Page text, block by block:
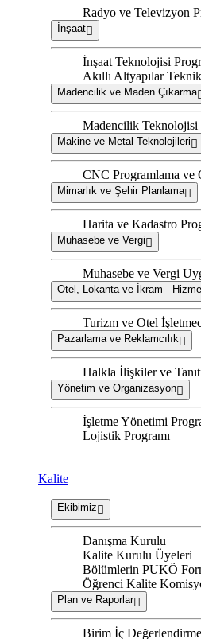
Radyo ve Televizyon
İnşaat
İnşaat Teknolojisi
Akıllı Altyapılar
Madencilik ve Maden Çıkarma
Madencilik Teknolojisi
Makine ve Metal Teknolojileri
CNC Programlama ve
Mimarlık ve Şehir Planlama
Harita ve Kadastro
Muhasebe ve Vergi
Muhasebe ve Vergi
Otel, Lokanta ve
Turizm ve Otel
Pazarlama ve Reklamcılık
Halkla İlişkiler ve
Yönetim ve Organizasyon
İşletme Yönetimi
Lojistik Programı
Kalite
Ekibimiz
Danışma Kurulu
Kalite Kurulu Üyeleri
Bölümlerin PUKÖ
Öğrenci Kalite
Plan ve Raporlar
Birim İç